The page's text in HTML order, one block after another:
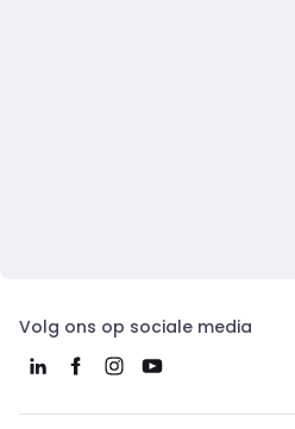
Volg ons op sociale media